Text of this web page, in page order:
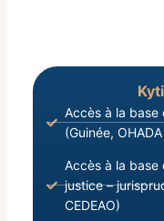
Accès à la
(Guinée,
Accès à la base
justice –
CEDEAO)